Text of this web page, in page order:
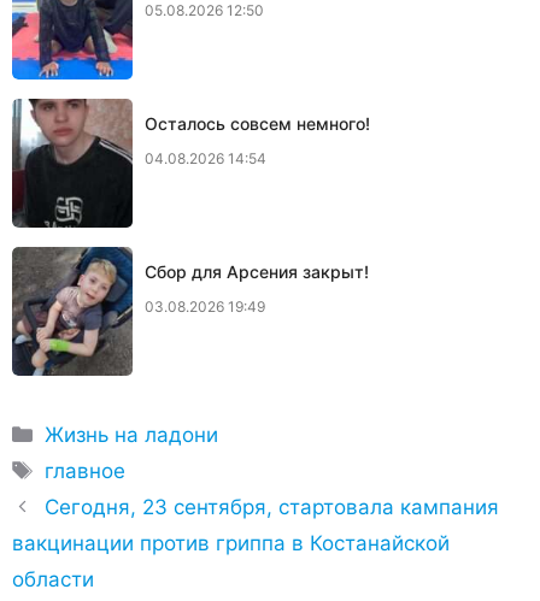
05.08.2026 12:50
Осталось совсем немного!
04.08.2026 14:54
Сбор для Арсения закрыт!
03.08.2026 19:49
Рубрики
Жизнь на ладони
Метки
главное
Сегодня, 23 сентября, стартовала кампания
вакцинации против гриппа в Костанайской
области